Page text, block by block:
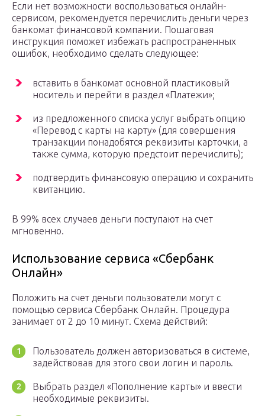
Если нет возможности воспользоваться онлайн-
сервисом, рекомендуется перечислить деньги через
банкомат финансовой компании. Пошаговая
инструкция поможет избежать распространенных
ошибок, необходимо сделать следующее:
вставить в банкомат основной пластиковый
носитель и перейти в раздел «Платежи»;
из предложенного списка услуг выбрать опцию
«Перевод с карты на карту» (для совершения
транзакции понадобятся реквизиты карточки, а
также сумма, которую предстоит перечислить);
подтвердить финансовую операцию и сохранить
квитанцию.
В 99% всех случаев деньги поступают на счет
мгновенно.
Использование сервиса «Сбербанк
Онлайн»
Положить на счет деньги пользователи могут с
помощью сервиса Сбербанк Онлайн. Процедура
занимает от 2 до 10 минут. Схема действий:
Пользователь должен авторизоваться в системе,
задействовав для этого свои логин и пароль.
Выбрать раздел «Пополнение карты» и ввести
необходимые реквизиты.